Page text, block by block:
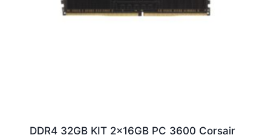
DDR4 32GB KIT 2x16GB PC 3600 Corsair